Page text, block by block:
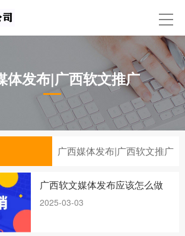
舆情监测公司
媒体发布
公关公司
新闻动态
舆情监测处理公司
体发布|广西软文推广
广西媒体发布|广西软文推广
广西软文媒体发布应该怎么做
2025-03-03